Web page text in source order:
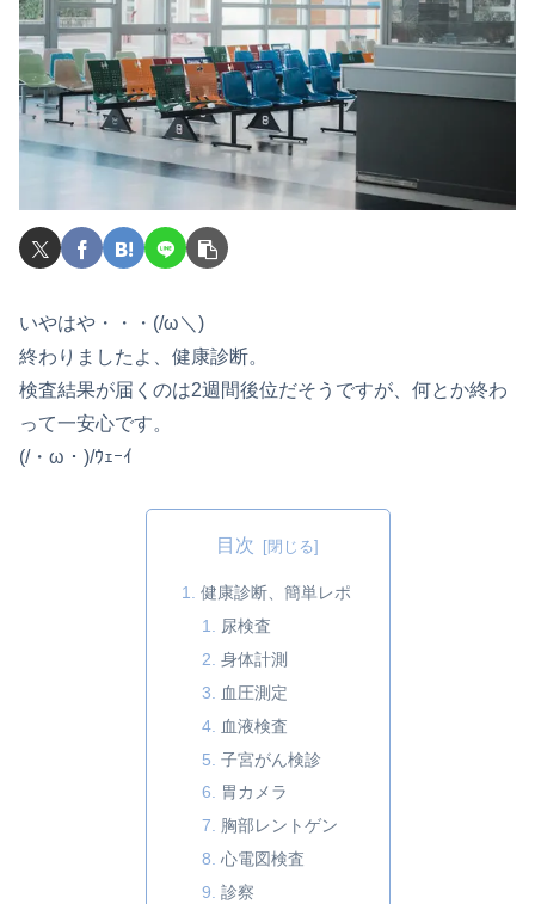
いやはや・・・(/ω＼)
終わりましたよ、健康診断。
検査結果が届くのは2週間後位だそうですが、何とか終わ
って一安心です。
(/・ω・)/ｳｪｰｲ
目次
健康診断、簡単レポ
尿検査
身体計測
血圧測定
血液検査
子宮がん検診
胃カメラ
胸部レントゲン
心電図検査
診察